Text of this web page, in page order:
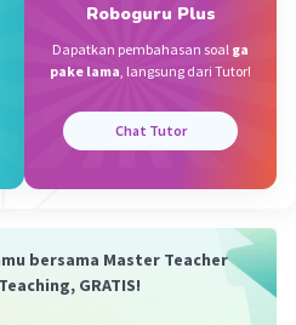
dari satu operasi, penting
operasi PEMDAS untuk
yang benar.
Roboguru Plus
Dapatkan pembahasan soal ga
pake lama, langsung dari Tutor!
Chat Tutor
bersama Master Teacher
GRATIS!